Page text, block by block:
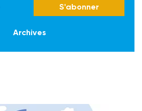
S'abonner
Archives